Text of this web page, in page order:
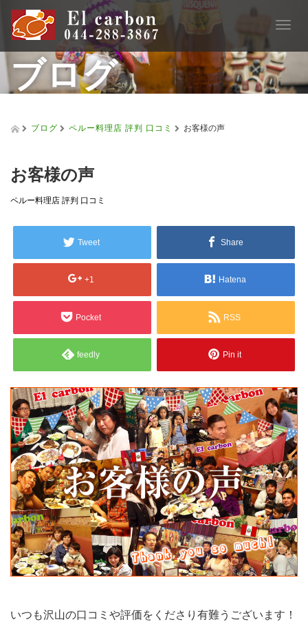
T
g
g
l
e
ブログ
ブログ ペルー料理店 評判 口コミ お客様の声
お客様の声
ペルー料理店 評判 口コミ
Tweet Share
+1 Hatena
Pocket RSS
feedly Pin it
いつも沢山の口コミや評価をくださり有難うございます！